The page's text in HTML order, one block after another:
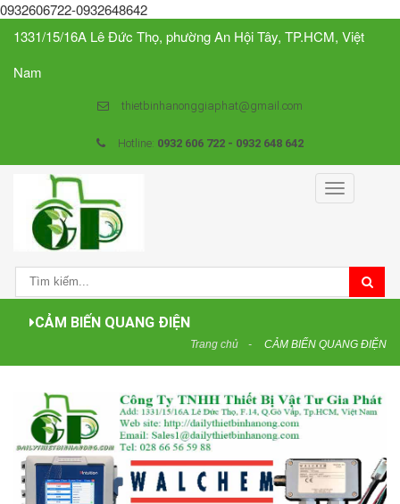
0932606722-0932648642
1331/15/16A Lê Đức Thọ, phường An Hội Tây, TP.HCM, Việt
Nam
thietbinhanonggiaphat@gmail.com
Hotline: 0932 606 722 - 0932 648 642
Toggle
navigation
CẢM BIẾN QUANG ĐIỆN
Trang chủ CẢM BIẾN QUANG ĐIỆN